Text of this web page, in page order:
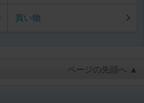
買い物
ページの先頭へ ▲